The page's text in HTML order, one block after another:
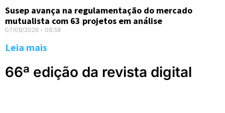
Susep avança na regulamentação do mercado
mutualista com 63 projetos em análise
07/08/2026 08:58
Leia mais
66ª edição da revista digital